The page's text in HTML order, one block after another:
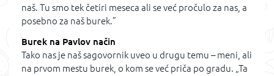
naš. Tu smo tek četiri meseca ali se već pročulo za nas, a
posebno za naš burek.”
Burek na Pavlov način
Tako nas je naš sagovornik uveo u drugu temu – meni, ali
na prvom mestu burek, o kom se već priča po gradu. „Ta